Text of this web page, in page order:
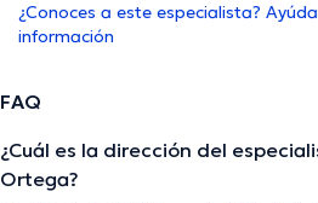
¿Conoces a este especialista?
información
FAQ
¿Cuál es la dirección del
Ortega?